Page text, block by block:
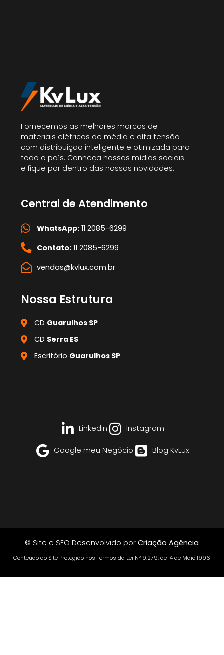
Fornecemos as melhores marcas de
materiais elétricos de média e alta tensão
com distribuição inteligente e otimizada para
todo o país. Conheça nossas mídias sociais
e fique por dentro das nossas novidades.
Central de Atendimento
WhatsApp:11 2085-6299
Contato:11 2085-6299
vendas@kvlux.com.br
Nossa Estrutura
CD Guarulhos SP
CD Serra ES
Escritório Guarulhos SP
Linkedin Instagram
Google meu Negócio Blog KvLux
© Site e SEO Desenvolvido por Criação Agência
Conteúdo do Site Protegido nos Termos da Lei Nº 9.279, de 14 de Maio 1996